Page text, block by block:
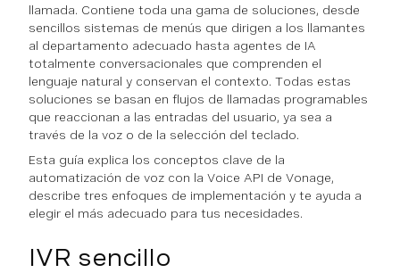
llamada. Contiene toda una gama de soluciones, desde
sencillos sistemas de menús que dirigen a los llamantes
al departamento adecuado hasta agentes de IA
totalmente conversacionales que comprenden el
lenguaje natural y conservan el contexto. Todas estas
soluciones se basan en flujos de llamadas programables
que reaccionan a las entradas del usuario, ya sea a
través de la voz o de la selección del teclado.
Esta guía explica los conceptos clave de la
automatización de voz con la Voice API de Vonage,
describe tres enfoques de implementación y te ayuda a
elegir el más adecuado para tus necesidades.
IVR sencillo